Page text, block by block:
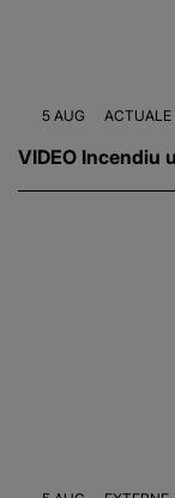
5 AUG ACTUALE
VIDEO Incendiu